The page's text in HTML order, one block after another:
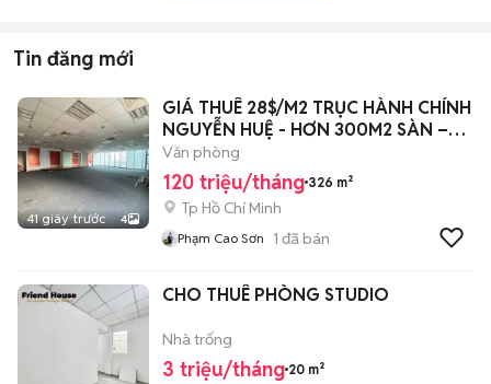
Tin đăng mới
41 giây trước 4
GIÁ THUÊ 28$/M2 TRỤC HÀNH CHÍNH
NGUYỄN HUỆ - HƠN 300M2 SÀN –
QUẬN 1
Văn phòng
120 triệu/tháng 326 m²
Tp Hồ Chí Minh
Phạm Cao Sơn 1 đã bán
CHO THUÊ PHÒNG STUDIO
Nhà trống
3 triệu/tháng 20 m²